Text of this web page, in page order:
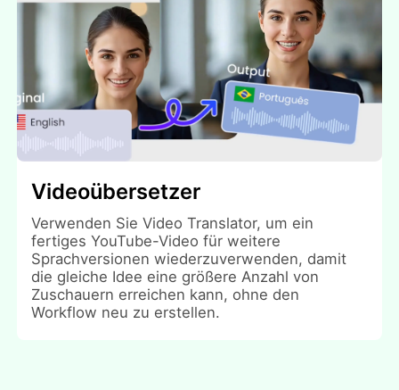
Videoübersetzer
Verwenden Sie Video Translator, um ein
fertiges YouTube-Video für weitere
Sprachversionen wiederzuverwenden, damit
die gleiche Idee eine größere Anzahl von
Zuschauern erreichen kann, ohne den
Workflow neu zu erstellen.